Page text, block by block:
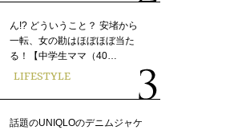
ん!? どういうこと？ 安堵から
一転、女の勘はほぼほぼ当た
る！【中学生ママ（40…
LIFESTYLE
話題のUNIQLOのデニムジャケ